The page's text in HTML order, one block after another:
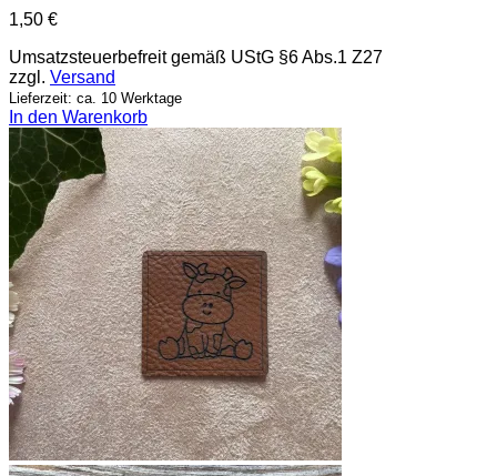
1,50 €
Umsatzsteuerbefreit gemäß UStG §6 Abs.1 Z27
zzgl. Versand
Lieferzeit: ca. 10 Werktage
In den Warenkorb